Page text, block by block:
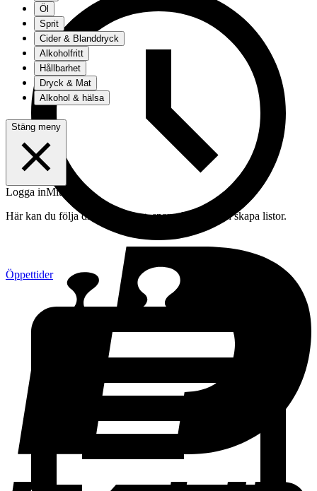
Öppettider
Öl
Sprit
Cider & Blanddryck
Alkoholfritt
Hållbarhet
Dryck & Mat
Alkohol & hälsa
Stäng meny
Logga inMitt konto
Här kan du följa din beställning, spara drycker och skapa listor.